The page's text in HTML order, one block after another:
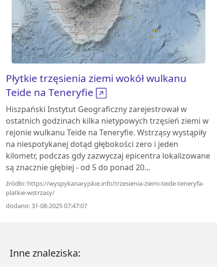
Płytkie trzęsienia ziemi wokół wulkanu
Teide na Teneryfie
Hiszpański Instytut Geograficzny zarejestrował w
ostatnich godzinach kilka nietypowych trzęsień ziemi w
rejonie wulkanu Teide na Teneryfie. Wstrząsy wystąpiły
na niespotykanej dotąd głębokości zero i jeden
kilometr, podczas gdy zazwyczaj epicentra lokalizowane
są znacznie głębiej - od 5 do ponad 20...
źródło: https://wyspykanaryjskie.info/trzesienia-ziemi-teide-teneryfa-
platkie-wstrzasy/
dodano: 31-08-2025 07:47:07
Inne znaleziska: